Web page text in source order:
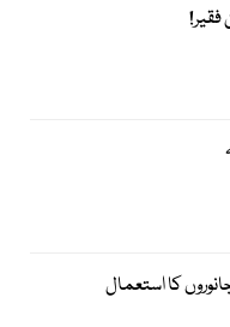
فقیر!
کا استعمال